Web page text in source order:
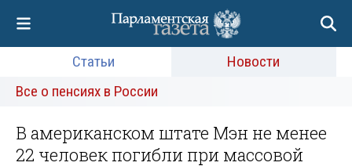
Статьи
Новости
Все о пенсиях в России
В американском штате Мэн не менее
22 человек погибли при массовой